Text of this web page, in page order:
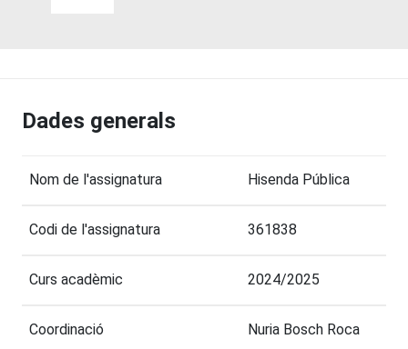
Dades generals
Nom de l'assignatura Hisenda Pública
Codi de l'assignatura 361838
Curs acadèmic 2024/2025
Coordinació Nuria Bosch Roca